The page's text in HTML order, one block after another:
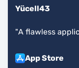
Yücell43
"A flawless
App Store